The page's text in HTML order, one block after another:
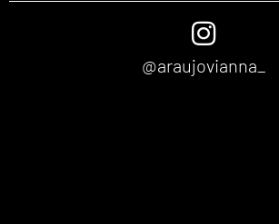
@araujovianna_